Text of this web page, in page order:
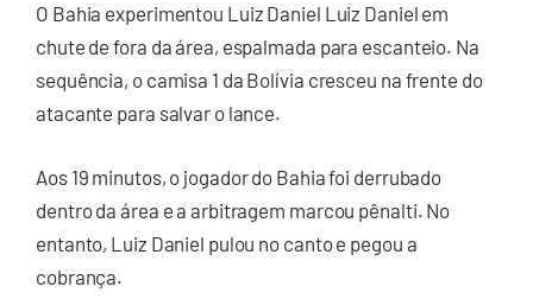
O Bahia experimentou Luiz Daniel Luiz Daniel em
chute de fora da área, espalmada para escanteio. Na
sequência, o camisa 1 da Bolívia cresceu na frente do
atacante para salvar o lance.
Aos 19 minutos, o jogador do Bahia foi derrubado
dentro da área e a arbitragem marcou pênalti. No
entanto, Luiz Daniel pulou no canto e pegou a
cobrança.